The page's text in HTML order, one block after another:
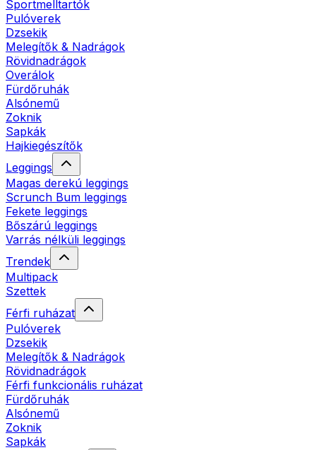
Sportmelltartók
Pulóverek
Dzsekik
Melegítők & Nadrágok
Rövidnadrágok
Overálok
Fürdőruhák
Alsónemű
Zoknik
Sapkák
Hajkiegészítők
Leggings
Magas derekú leggings
Scrunch Bum leggings
Fekete leggings
Bőszárú leggings
Varrás nélküli leggings
Trendek
Multipack
Szettek
Férfi ruházat
Pulóverek
Dzsekik
Melegítők & Nadrágok
Rövidnadrágok
Férfi funkcionális ruházat
Fürdőruhák
Alsónemű
Zoknik
Sapkák